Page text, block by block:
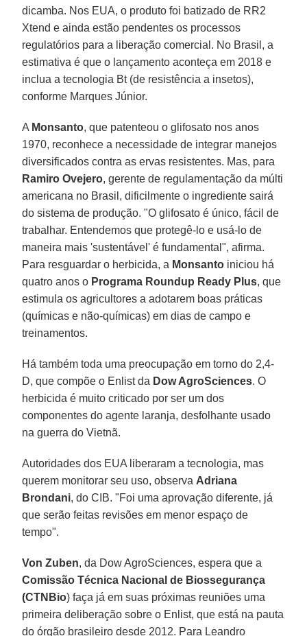
dicamba. Nos EUA, o produto foi batizado de RR2
Xtend e ainda estão pendentes os processos
regulatórios para a liberação comercial. No Brasil, a
estimativa é que o lançamento aconteça em 2018 e
inclua a tecnologia Bt (de resistência a insetos),
conforme Marques Júnior.
A Monsanto, que patenteou o glifosato nos anos
1970, reconhece a necessidade de integrar manejos
diversificados contra as ervas resistentes. Mas, para
Ramiro Ovejero, gerente de regulamentação da múlti
americana no Brasil, dificilmente o ingrediente sairá
do sistema de produção. "O glifosato é único, fácil de
trabalhar. Entendemos que protegê-lo e usá-lo de
maneira mais 'sustentável' é fundamental", afirma.
Para resguardar o herbicida, a Monsanto iniciou há
quatro anos o Programa Roundup Ready Plus, que
estimula os agricultores a adotarem boas práticas
(químicas e não-químicas) em dias de campo e
treinamentos.
Há também toda uma preocupação em torno do 2,4-
D, que compõe o Enlist da Dow AgroSciences. O
herbicida é muito criticado por ser um dos
componentes do agente laranja, desfolhante usado
na guerra do Vietnã.
Autoridades dos EUA liberaram a tecnologia, mas
querem monitorar seu uso, observa Adriana
Brondani, do CIB. "Foi uma aprovação diferente, já
que serão feitas revisões em menor espaço de
tempo".
Von Zuben, da Dow AgroSciences, espera que a
Comissão Técnica Nacional de Biossegurança
(CTNBio) faça já em suas próximas reuniões uma
primeira deliberação sobre o Enlist, que está na pauta
do órgão brasileiro desde 2012. Para Leandro